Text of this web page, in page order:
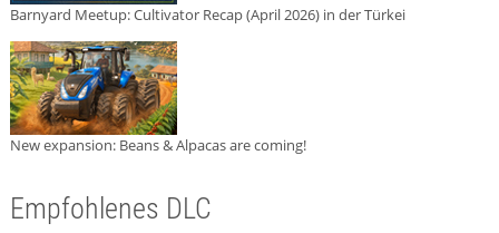
Barnyard Meetup: Cultivator Recap (April 2026) in der Türkei
New expansion: Beans & Alpacas are coming!
Empfohlenes DLC